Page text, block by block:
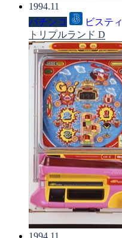
1994.11
パチンコ
ビスティ
トリプルランド D
1994.11